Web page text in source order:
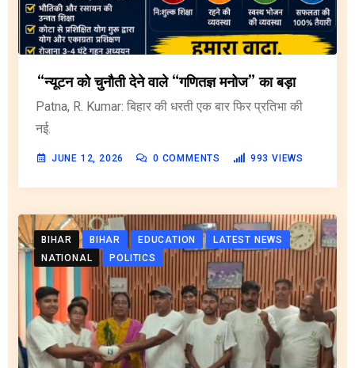
“न्यूटन को चुनौती देने वाले “गणितज्ञ मनोज” का बड़ा
Patna, R. Kumar: बिहार की धरती एक बार फिर प्रतिभा की
नई.
JUNE 12, 2026 0 COMMENTS 993 VIEWS
BIHAR BIHAR EDUCATION
LATEST NEWS
NATIONAL
POLITICS